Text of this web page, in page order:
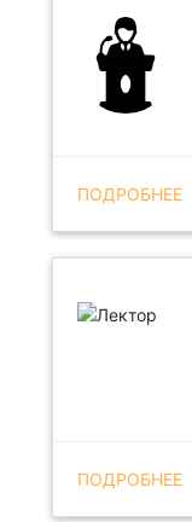
ПОДРОБНЕЕ
ПОДРОБНЕЕ